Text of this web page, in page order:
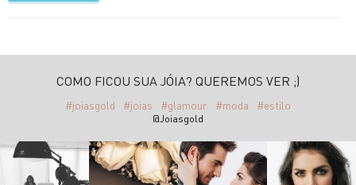
COMO FICOU SUA JÓIA? QUEREMOS VER ;)
#joiasgold #joias #glamour #moda #estilo
@Joiasgold